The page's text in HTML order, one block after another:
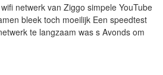
netwerk van Ziggo simpele YouTube
bleek toch moeilijk Een speedtest
te langzaam was s Avonds om